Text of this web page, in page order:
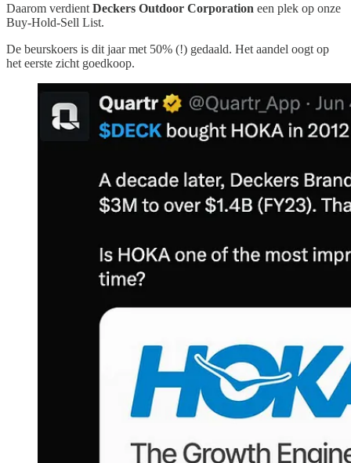
Daarom verdient Deckers Outdoor Corporation een plek op onze
Buy-Hold-Sell List.
De beurskoers is dit jaar met 50% (!) gedaald. Het aandel oogt op
het eerste zicht goedkoop.